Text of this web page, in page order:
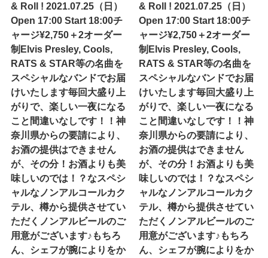
& Roll ! 2021.07.25（日）
Open 17:00 Start 18:00チ
ャージ¥2,750＋2オーダー
制Elvis Presley, Cools,
RATS & STAR等の名曲を
スペシャルなバンドでお届
けいたします毎回大盛り上
がりで、楽しい一夜になる
こと間違いなしです！！神
奈川県からの要請により、
お酒の提供はできません
が、その分！お酒よりも美
味しいのでは！？なスペシ
ャルなノンアルコールカク
テル、樽から提供させてい
ただくノンアルビールのご
用意がございます♪もちろ
ん、シェフが腕によりをか
& Roll ! 2021.07.25（日）
Open 17:00 Start 18:00チ
ャージ¥2,750＋2オーダー
制Elvis Presley, Cools,
RATS & STAR等の名曲を
スペシャルなバンドでお届
けいたします毎回大盛り上
がりで、楽しい一夜になる
こと間違いなしです！！神
奈川県からの要請により、
お酒の提供はできません
が、その分！お酒よりも美
味しいのでは！？なスペシ
ャルなノンアルコールカク
テル、樽から提供させてい
ただくノンアルビールのご
用意がございます♪もちろ
ん、シェフが腕によりをか